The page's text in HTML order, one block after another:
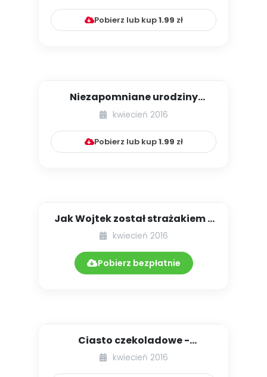
Pobierz lub kup1.99 zł
Niezapomniane urodziny
Wojtusia - opowiadanie
kwiecień 2016
Pobierz lub kup1.99 zł
Jak Wojtek został strażakiem -
opowiadanie
kwiecień 2016
Pobierz bezpłatnie
Ciasto czekoladowe -
opowiadanie
kwiecień 2016